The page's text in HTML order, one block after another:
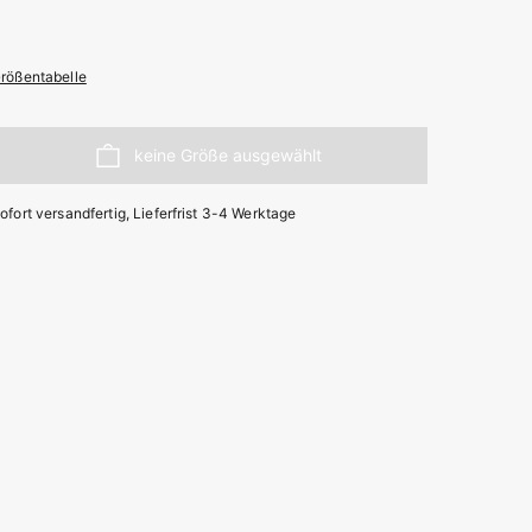
versandfertig, Lieferfrist 3-4 Werktage